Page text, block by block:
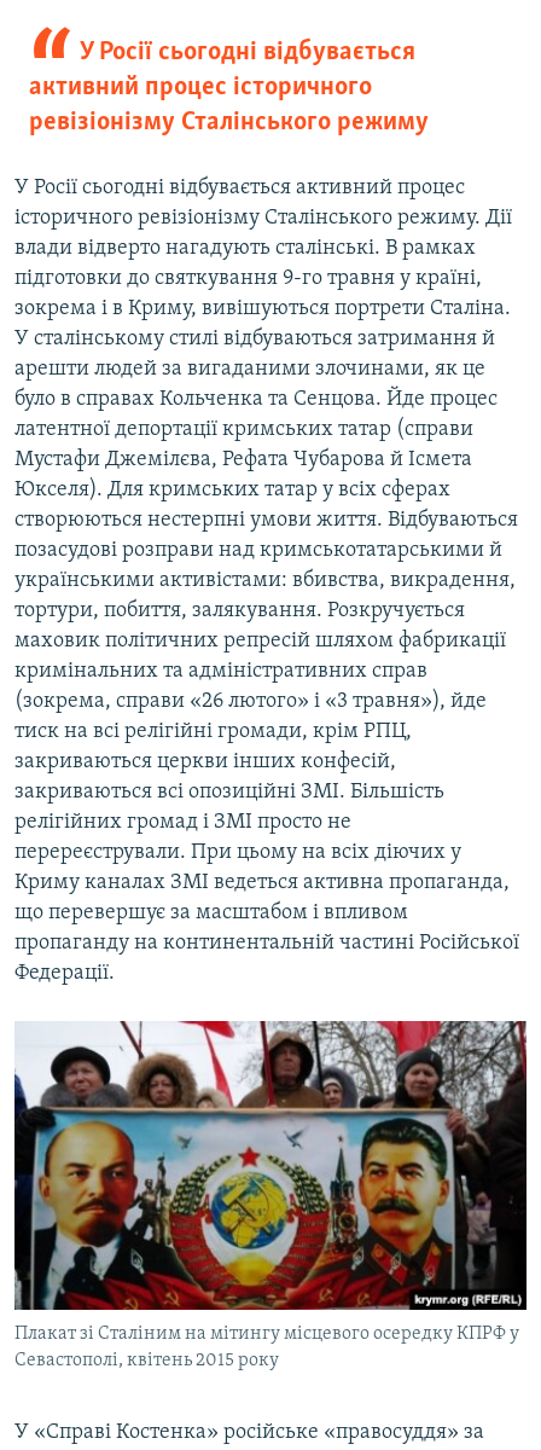
У Росії сьогодні відбувається
активний процес історичного
ревізіонізму Сталінського режиму
У Росії сьогодні відбувається активний процес
історичного ревізіонізму Сталінського режиму. Дії
влади відверто нагадують сталінські. В рамках
підготовки до святкування 9-го травня у країні,
зокрема і в Криму, вивішуються портрети Сталіна.
У сталінському стилі відбуваються затримання й
арешти людей за вигаданими злочинами, як це
було в справах Кольченка та Сенцова. Йде процес
латентної депортації кримських татар (справи
Мустафи Джемілєва, Рефата Чубарова й Ісмета
Юкселя). Для кримських татар у всіх сферах
створюються нестерпні умови життя. Відбуваються
позасудові розправи над кримськотатарськими й
українськими активістами: вбивства, викрадення,
тортури, побиття, залякування. Розкручується
маховик політичних репресій шляхом фабрикації
кримінальних та адміністративних справ
(зокрема, справи «26 лютого» і «3 травня»), йде
тиск на всі релігійні громади, крім РПЦ,
закриваються церкви інших конфесій,
закриваються всі опозиційні ЗМІ. Більшість
релігійних громад і ЗМІ просто не
перереєстрували. При цьому на всіх діючих у
Криму каналах ЗМІ ведеться активна пропаганда,
що перевершує за масштабом і впливом
пропаганду на континентальній частині Російської
Федерації.
Плакат зі Сталіним на мітингу місцевого осередку КПРФ у
Севастополі, квітень 2015 року
У «Справі Костенка» російське «правосуддя» за